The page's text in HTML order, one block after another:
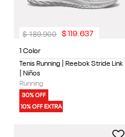
1 Color
Tenis Running | Reebok Stride Link
| Niños
Running
30% OFF
10% OFF EXTRA
$ 189.900 $ 119.637